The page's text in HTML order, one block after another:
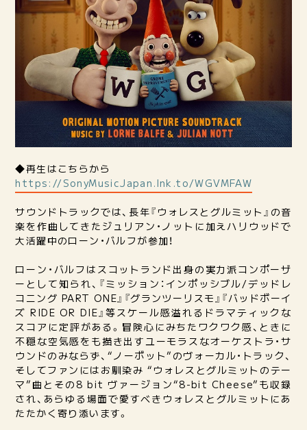
◆再生はこちらから
https://SonyMusicJapan.lnk.to/WGVMFAW
サウンドトラックでは、長年『ウォレスとグルミット』の音
楽を作曲してきたジュリアン・ノットに加えハリウッドで
大活躍中のローン・バルフが参加！
ローン・バルフはスコットランド出身の実力派コンポーザ
ーとして知られ、『ミッション：インポッシブル/デッドレ
コニング PART ONE』『グランツーリスモ』『バッドボーイ
ズ RIDE OR DIE』等スケール感溢れるドラマティックな
スコアに定評がある。冒険心にみちたワクワク感、ときに
不穏な空気感をも描き出すユーモラスなオーケストラ・サ
ウンドのみならず、“ノーボット”のヴォーカル・トラック、
そしてファンにはお馴染み “ウォレスとグルミットのテー
マ”曲とその8 bit ヴァージョン“8-bit Cheese”も収録
され、あらゆる場面で愛すべきウォレスとグルミットにあ
たたかく寄り添います。